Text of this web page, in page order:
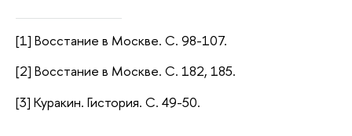
[1] Восстание в Москве. С. 98-107.
[2] Восстание в Москве. С. 182, 185.
[3] Куракин. Гистория. С. 49-50.